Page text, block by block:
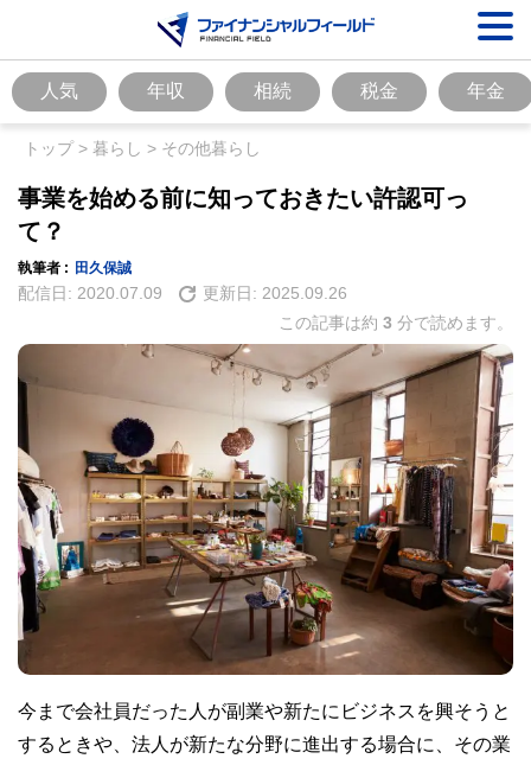
人気 年収 相続 税金 年金
トップ> 暮らし > その他暮らし
事業を始める前に知っておきたい許認可っ
て？
執筆者 : 田久保誠
配信日: 2020.07.09 更新日: 2025.09.26
この記事は約 3 分で読めます。
今まで会社員だった人が副業や新たにビジネスを興そうと
するときや、法人が新たな分野に進出する場合に、その業